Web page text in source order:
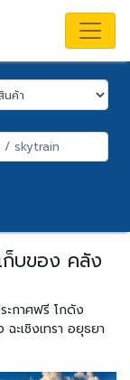
ก็บของ คลัง
ะกาศฟรี โกดัง
ะเชิงเทรา อยุธยา